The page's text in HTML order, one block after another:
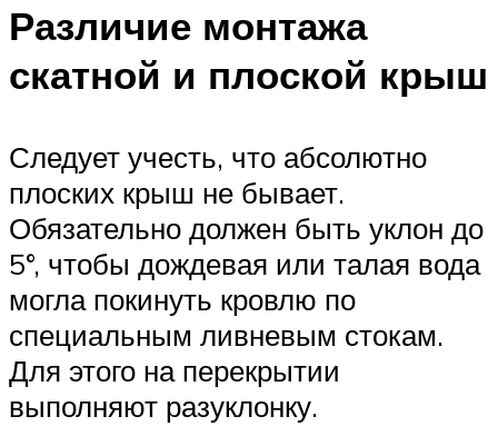
Различие монтажа
скатной и плоской крыш
Следует учесть, что абсолютно
плоских крыш не бывает.
Обязательно должен быть уклон до
5°, чтобы дождевая или талая вода
могла покинуть кровлю по
специальным ливневым стокам.
Для этого на перекрытии
выполняют разуклонку.